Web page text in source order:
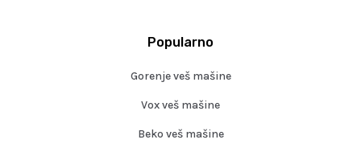
Popularno
Gorenje veš mašine
Vox veš mašine
Beko veš mašine